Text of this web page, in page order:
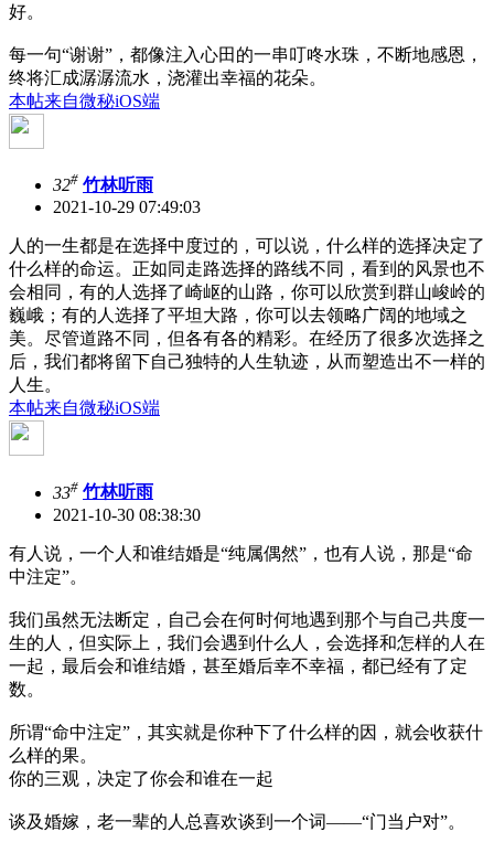
好。
每一句“谢谢”，都像注入心田的一串叮咚水珠，不断地感恩，
终将汇成潺潺流水，浇灌出幸福的花朵。
本帖来自微秘iOS端
32# 竹林听雨
2021-10-29 07:49:03
人的一生都是在选择中度过的，可以说，什么样的选择决定了
什么样的命运。正如同走路选择的路线不同，看到的风景也不
会相同，有的人选择了崎岖的山路，你可以欣赏到群山峻岭的
巍峨；有的人选择了平坦大路，你可以去领略广阔的地域之
美。尽管道路不同，但各有各的精彩。在经历了很多次选择之
后，我们都将留下自己独特的人生轨迹，从而塑造出不一样的
人生。
本帖来自微秘iOS端
33# 竹林听雨
2021-10-30 08:38:30
有人说，一个人和谁结婚是“纯属偶然”，也有人说，那是“命
中注定”。
我们虽然无法断定，自己会在何时何地遇到那个与自己共度一
生的人，但实际上，我们会遇到什么人，会选择和怎样的人在
一起，最后会和谁结婚，甚至婚后幸不幸福，都已经有了定
数。
所谓“命中注定”，其实就是你种下了什么样的因，就会收获什
么样的果。
你的三观，决定了你会和谁在一起
谈及婚嫁，老一辈的人总喜欢谈到一个词——“门当户对”。